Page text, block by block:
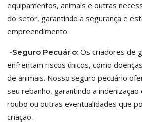
equipamentos, animais e outras
do setor, garantindo a segurança e
empreendimento.
-Seguro Pecuário: Os criadores de
enfrentam riscos únicos, como
de animais. Nosso seguro pecuário
seu rebanho, garantindo a
roubo ou outras eventualidades que
criação.